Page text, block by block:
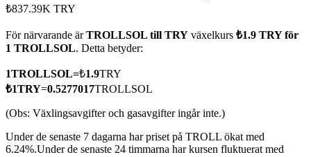
₺837.39K TRY
För närvarande ärTROLLSOL till TRY växelkurs ₺1.9 TRY för
1 TROLLSOL. Detta betyder:
1TROLLSOL=₺1.9TRY
₺1TRY=0.5277017TROLLSOL
(Obs: Växlingsavgifter och gasavgifter ingår inte.)
Under de senaste 7 dagarna har priset på TROLL ökat med
6.24%.Under de senaste 24 timmarna har kursen fluktuerat med